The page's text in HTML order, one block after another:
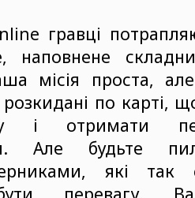
гравці
наповнене
місія проста,
по карті,
і отримати
Але будьте
які так